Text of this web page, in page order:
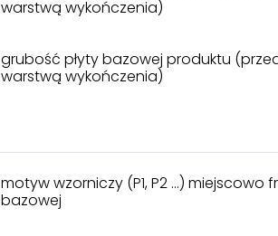
warstwą wykończenia)
grubość płyty bazowej produktu
warstwą wykończenia)
motyw wzorniczy (P1, P2 ...) miejscowo
bazowej